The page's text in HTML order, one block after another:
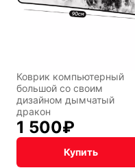
Коврик компьютерный
большой со своим
дизайном дымчатый
дракон
1 500₽
Купить
Мистика